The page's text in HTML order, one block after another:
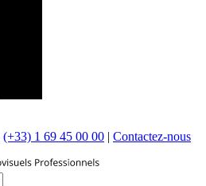
(+33) 1 69 45 00 00 | Contactez-nous